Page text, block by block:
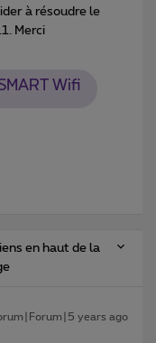
à résoudre le
Merci
Wifi
en haut de la
years ago